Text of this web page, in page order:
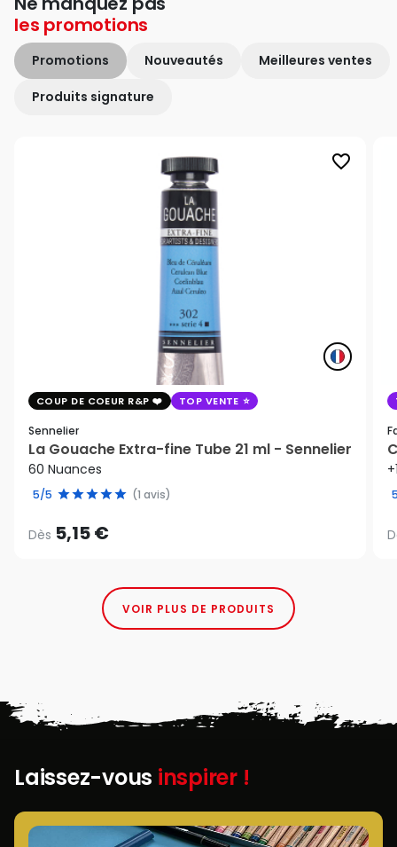
les promotions
Promotions Nouveautés Meilleures ventes
Produits signature
favorite_border
COUP DE COEUR R&P TOP VENTE
Sennelier
La Gouache Extra-fine Tube 21 ml - Sennelier
60 Nuances
5/5 (1 avis)
Dès 5,15 €
VOIR PLUS DE PRODUITS
Laissez-vous inspirer !